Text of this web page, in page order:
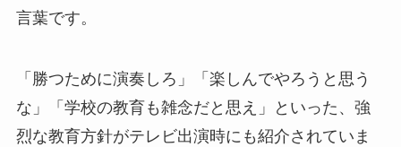
言葉です。
「勝つために演奏しろ」「楽しんでやろうと思う
な」「学校の教育も雑念だと思え」といった、強
烈な教育方針がテレビ出演時にも紹介されていま